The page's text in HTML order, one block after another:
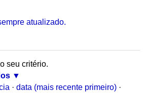
atualizado.
seu critério.
· data (mais recente primeiro) ·